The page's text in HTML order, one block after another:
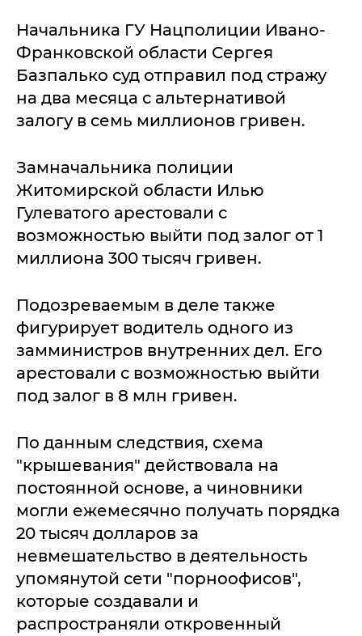
Начальника ГУ Нацполиции Ивано-
Франковской области Сергея
Базпалько суд отправил под стражу
на два месяца с альтернативой
залогу в семь миллионов гривен.
Замначальника полиции
Житомирской области Илью
Гулеватого арестовали с
возможностью выйти под залог от 1
миллиона 300 тысяч гривен.
Подозреваемым в деле также
фигурирует водитель одного из
замминистров внутренних дел. Его
арестовали с возможностью выйти
под залог в 8 млн гривен.
По данным следствия, схема
"крышевания" действовала на
постоянной основе, а чиновники
могли ежемесячно получать порядка
20 тысяч долларов за
невмешательство в деятельность
упомянутой сети "порноофисов",
которые создавали и
распространяли откровенный